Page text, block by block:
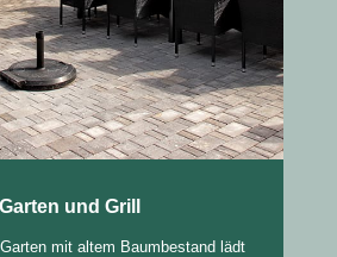
Garten und Grill
mit altem Baumbestand lädt